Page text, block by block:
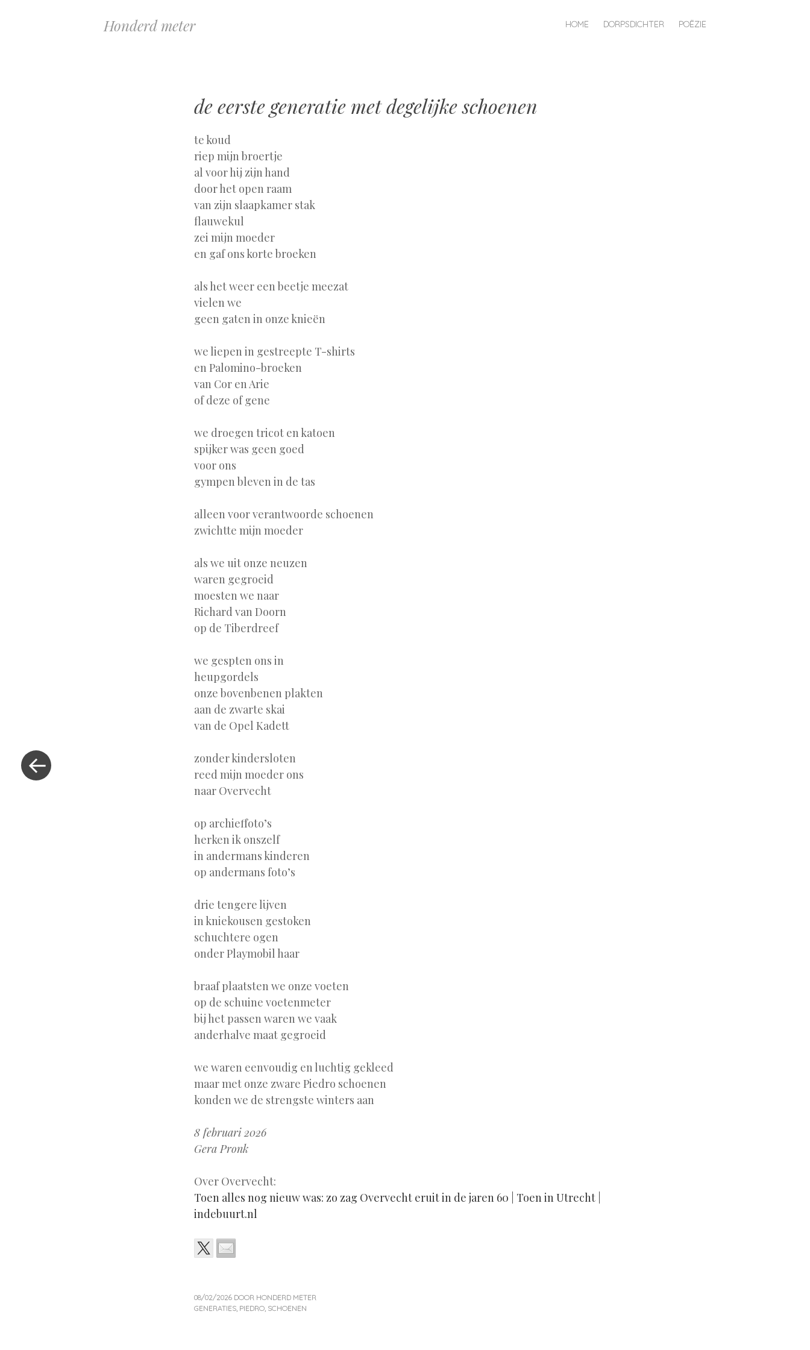
Honderd meter HOME DORPSDICHTER POËZIE
de eerste generatie met degelijke schoenen
te koud
riep mijn broertje
al voor hij zijn hand
door het open raam
van zijn slaapkamer stak
flauwekul
zei mijn moeder
en gaf ons korte broeken
als het weer een beetje meezat
vielen we
geen gaten in onze knieën
we liepen in gestreepte T-shirts
en Palomino-broeken
van Cor en Arie
of deze of gene
we droegen tricot en katoen
spijker was geen goed
voor ons
gympen bleven in de tas
alleen voor verantwoorde schoenen
zwichtte mijn moeder
als we uit onze neuzen
waren gegroeid
moesten we naar
Richard van Doorn
op de Tiberdreef
we gespten ons in
heupgordels
onze bovenbenen plakten
aan de zwarte skai
van de Opel Kadett
zonder kindersloten
reed mijn moeder ons
naar Overvecht
op archieffoto’s
herken ik onszelf
in andermans kinderen
op andermans foto’s
drie tengere lijven
in kniekousen gestoken
schuchtere ogen
onder Playmobil haar
braaf plaatsten we onze voeten
op de schuine voetenmeter
bij het passen waren we vaak
anderhalve maat gegroeid
we waren eenvoudig en luchtig gekleed
maar met onze zware Piedro schoenen
konden we de strengste winters aan
8 februari 2026
Gera Pronk
Over Overvecht:
Toen alles nog nieuw was: zo zag Overvecht eruit in de jaren 60 | Toen in Utrecht |
indebuurt.nl
08/02/2026 DOOR HONDERD METER
GENERATIES, PIEDRO, SCHOENEN
Vorig
bericht